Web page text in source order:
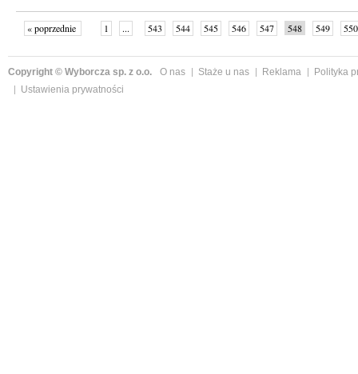
« poprzednie 1 ... 543 544 545 546 547 548 549
550
Copyright © Wyborcza sp. z o.o. O nas Staże u nas Reklama
Polityka
Ustawienia prywatności